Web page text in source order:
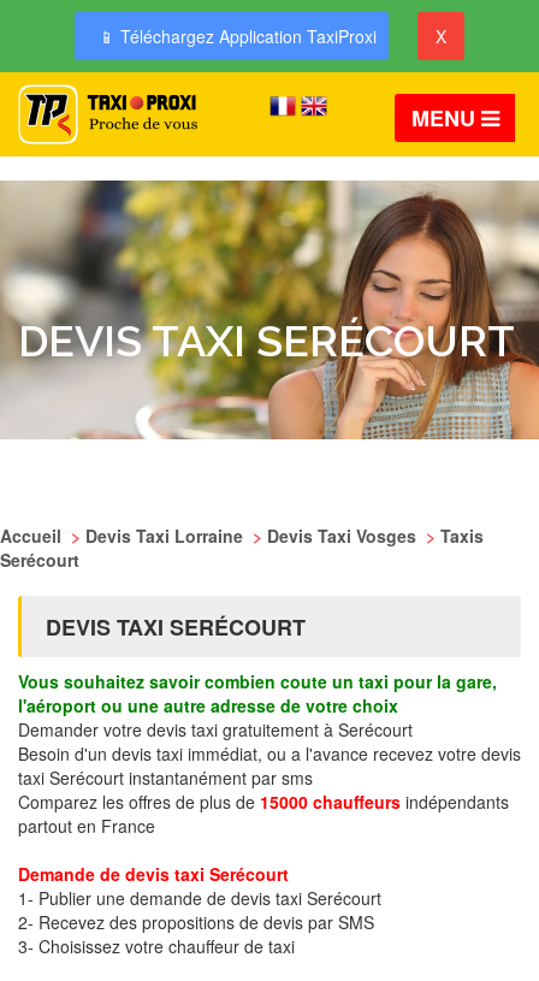
📱 Téléchargez Application TaxiProxi X
MENU
DEVIS TAXI SERÉCOURT
Accueil > Devis Taxi Lorraine > Devis Taxi Vosges > Taxis
Serécourt
DEVIS TAXI SERÉCOURT
Vous souhaitez savoir combien coute un taxi pour la gare,
l'aéroport ou une autre adresse de votre choix
Demander votre devis taxi gratuitement à Serécourt
Besoin d'un devis taxi immédiat, ou a l'avance recevez votre devis
taxi Serécourt instantanément par sms
Comparez les offres de plus de 15000 chauffeurs indépendants
partout en France
Demande de devis taxi Serécourt
1- Publier une demande de devis taxi Serécourt
2- Recevez des propositions de devis par SMS
3- Choisissez votre chauffeur de taxi